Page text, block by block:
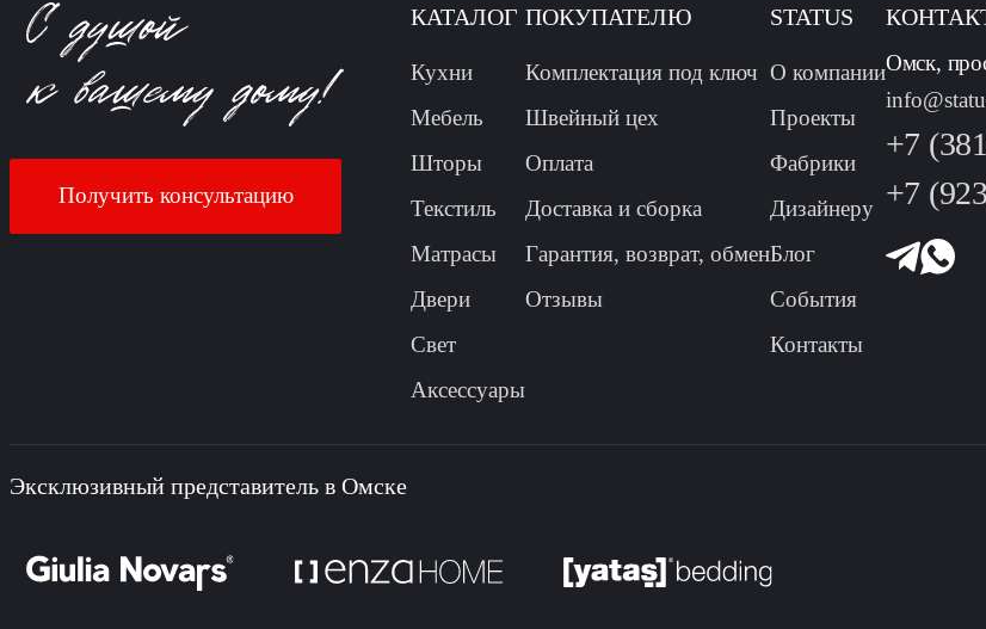
Получить консультацию
КАТАЛОГ
Кухни
Мебель
Шторы
Текстиль
Матрасы
Двери
Свет
Аксессуары
ПОКУПАТЕЛЮ
Комплектация под ключ
Швейный цех
Оплата
Доставка и сборка
Гарантия, возврат, обмен
Отзывы
STATUS
О компании
Проекты
Фабрики
Дизайнеру
Блог
События
Контакты
Омск,
+7
+7
Эксклюзивный представитель в Омске